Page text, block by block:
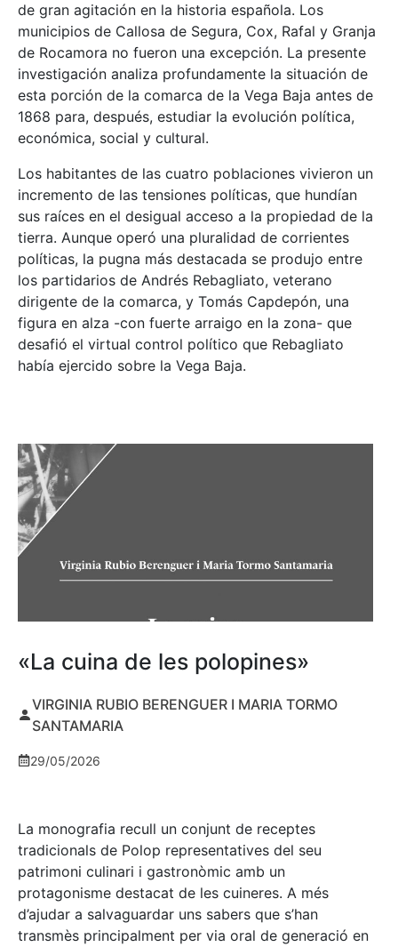
de gran agitación en la historia española. Los
municipios de Callosa de Segura, Cox, Rafal y Granja
de Rocamora no fueron una excepción. La presente
investigación analiza profundamente la situación de
esta porción de la comarca de la Vega Baja antes de
1868 para, después, estudiar la evolución política,
económica, social y cultural.
Los habitantes de las cuatro poblaciones vivieron un
incremento de las tensiones políticas, que hundían
sus raíces en el desigual acceso a la propiedad de la
tierra. Aunque operó una pluralidad de corrientes
políticas, la pugna más destacada se produjo entre
los partidarios de Andrés Rebagliato, veterano
dirigente de la comarca, y Tomás Capdepón, una
figura en alza -con fuerte arraigo en la zona- que
desafió el virtual control político que Rebagliato
había ejercido sobre la Vega Baja.
«La cuina de les polopines»
VIRGINIA RUBIO BERENGUER I MARIA TORMO
SANTAMARIA
29/05/2026
La monografia recull un conjunt de receptes
tradicionals de Polop representatives del seu
patrimoni culinari i gastronòmic amb un
protagonisme destacat de les cuineres. A més
d’ajudar a salvaguardar uns sabers que s’han
transmès principalment per via oral de generació en